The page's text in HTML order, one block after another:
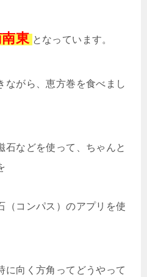
東 となっています。
ながら、恵方巻を食べまし
石などを使って、ちゃんと
（コンパス）のアプリを使
に向く方角ってどうやって